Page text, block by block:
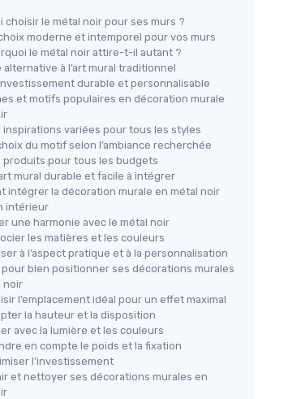
choisir le métal noir pour ses murs ?
moderne et intemporel pour vos murs
le métal noir attire-t-il autant ?
alternative à l’art mural traditionnel
durable et personnalisable
et motifs populaires en décoration murale
inspirations variées pour tous les styles
du motif selon l’ambiance recherchée
produits pour tous les budgets
mural durable et facile à intégrer
intégrer la décoration murale en métal noir
intérieur
une harmonie avec le métal noir
les matières et les couleurs
à l’aspect pratique et à la personnalisation
bien positionner ses décorations murales
noir
l’emplacement idéal pour un effet maximal
la hauteur et la disposition
avec la lumière et les couleurs
en compte le poids et la fixation
l’investissement
et nettoyer ses décorations murales en